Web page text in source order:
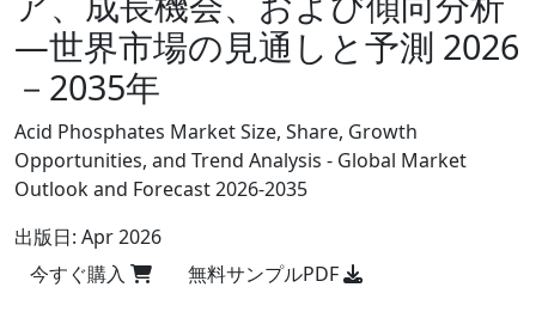
―世界市場の見通しと予測 2026
－2035年
Acid Phosphates Market Size, Share, Growth
Opportunities, and Trend Analysis - Global Market
Outlook and Forecast 2026-2035
出版日: Apr 2026
今すぐ購入
無料サンプルPDF